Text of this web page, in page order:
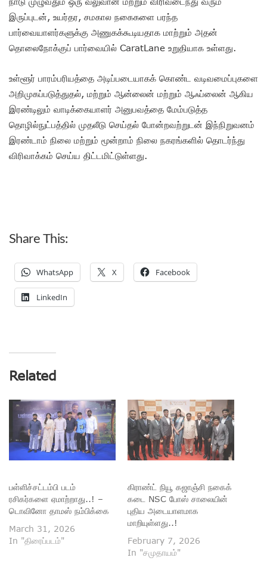
இருப்புடன், உயர்தர, சமகால நகைகளை பரந்த
பார்வையாளர்களுக்கு அணுகக்கூடியதாக மாற்றும் அதன்
தொலைநோக்குப் பார்வையில் CaratLane உறுதியாக உள்ளது.
உள்ளூர் பாரம்பரியத்தை அடிப்படையாகக் கொண்ட வடிவமைப்புகளை
அறிமுகப்படுத்துதல், மற்றும் ஆன்லைன் மற்றும் ஆஃப்லைன் ஆகிய
இரண்டிலும் வாடிக்கையாளர் அனுபவத்தை மேம்படுத்த
தொழில்நுட்பத்தில் முதலீடு செய்தல் போன்றவற்றுடன் இந்நிறுவனம்
இரண்டாம் நிலை மற்றும் மூன்றாம் நிலை நகரங்களில் தொடர்ந்து
விரிவாக்கம் செய்ய திட்டமிட்டுள்ளது.
Share This:
WhatsApp X Facebook
LinkedIn
Related
பள்ளிச்சட்டம்பி படம்
ரசிகர்களை ஏமாற்றாது..! –
டொவினோ தாமஸ் நம்பிக்கை
March 31, 2026
In "திரைப்படம்"
கிராண்ட் நியூ கஜாஞ்சி நகைக்
கடை NSC போஸ் சாலையின்
புதிய அடையாளமாக
மாறியுள்ளது..!
February 7, 2026
In "சமுதாயம்"